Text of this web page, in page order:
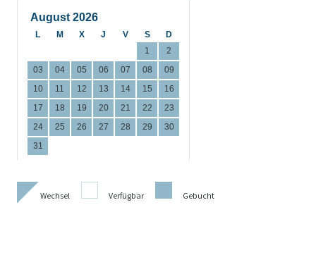
Wechsel Verfügbar Gebucht